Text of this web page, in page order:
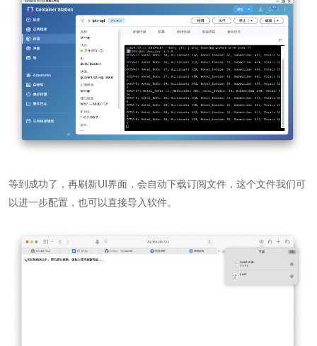
等到成功了，再刷新UI界面，会自动下载订阅文件，这个文件我们可
以进一步配置，也可以直接导入软件。